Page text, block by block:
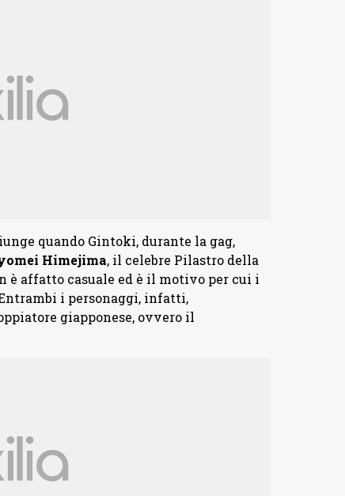
quando Gintoki, durante la gag,
Himejima, il celebre Pilastro della
è affatto casuale ed è il motivo per cui i
i personaggi, infatti,
giapponese, ovvero il